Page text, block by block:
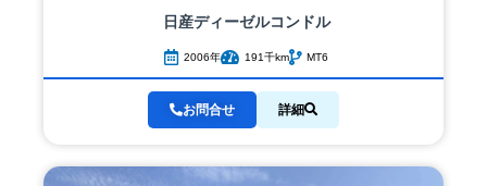
日産ディーゼルコンドル
2006年 191千km MT6
お問合せ 詳細